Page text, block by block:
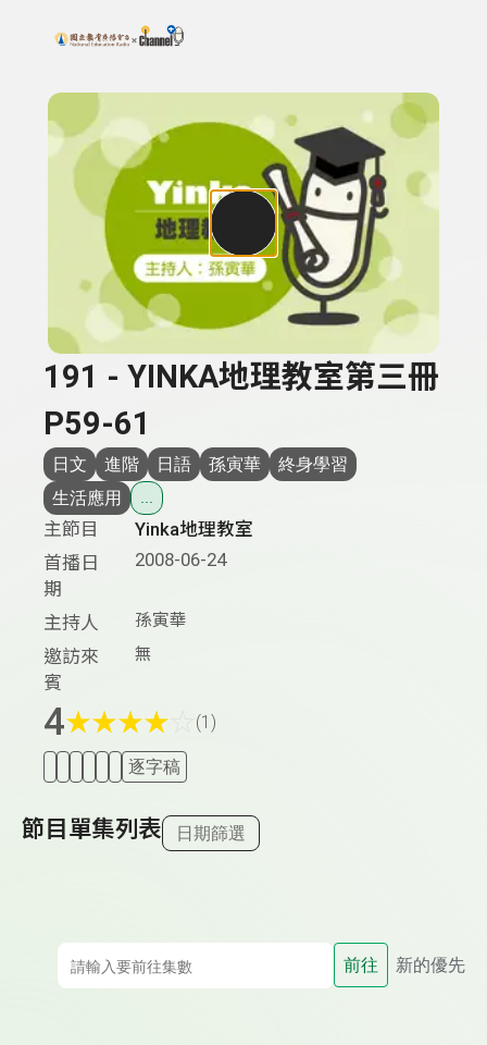
上方功能區塊
搜尋關鍵字：可輸入節目名稱、主持人或關鍵字
191 - YINKA地理教室第三冊
P59-61
日文 進階 日語 孫寅華
終身學習
生活應用
...
主節目
Yinka地理教室
首播日
期
2008-06-24
主持人 孫寅華
邀訪來
賓
無
4★★★★ (1)
逐字稿
節目單集列表 日期篩選
前往 新的優先